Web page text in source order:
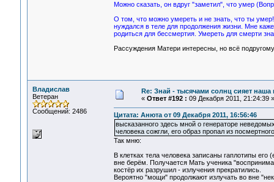
Можно сказать, он вдруг "заметил", что умер
О том, что можно умереть и не знать, что ты
нуждался в теле для продолжения жизни. Мне
родиться для бессмертия. Умереть для смерти
Рассуждения Матери интересны, но всё
Владислав
Ветеран
Сообщений: 2486
Re: Знай - тысячами солнц сияет наша
« Ответ #192 : 09 Декабря 2011, 21:24:39 »
Цитата: Анюта от 09 Декабря 2011, 16:56:46
высказанного здесь мной о генераторе
человека сожгли, его образ пропал из
Так мню:
В клетках тела человека записаны гаплотипы
вне берём. Получается Мать ученика
костёр их разрушил - излучения прекратились.
Вероятно "мощи" продолжают излучать во вне